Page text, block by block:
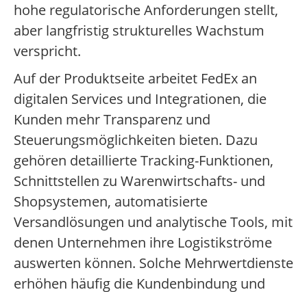
hohe regulatorische Anforderungen stellt,
aber langfristig strukturelles Wachstum
verspricht.
Auf der Produktseite arbeitet FedEx an
digitalen Services und Integrationen, die
Kunden mehr Transparenz und
Steuerungsmöglichkeiten bieten. Dazu
gehören detaillierte Tracking-Funktionen,
Schnittstellen zu Warenwirtschafts- und
Shopsystemen, automatisierte
Versandlösungen und analytische Tools, mit
denen Unternehmen ihre Logistikströme
auswerten können. Solche Mehrwertdienste
erhöhen häufig die Kundenbindung und